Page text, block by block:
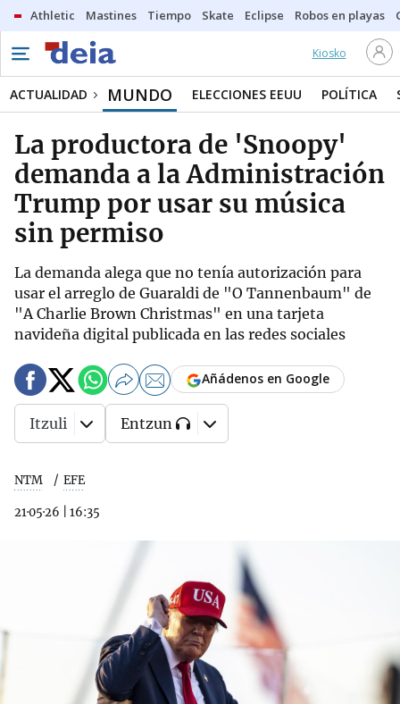
Athletic Mastines Tiempo Skate Eclipse Robos en playas
Kiosko
ACTUALIDAD MUNDO ELECCIONES EEUU POLÍTICA
La productora de 'Snoopy'
demanda a la Administración
Trump por usar su música
sin permiso
La demanda alega que no tenía autorización para
usar el arreglo de Guaraldi de "O Tannenbaum" de
"A Charlie Brown Christmas" en una tarjeta
navideña digital publicada en las redes sociales
NTM EFE
21·05·26 16:35
Añádenos en Google
Itzuli Entzun